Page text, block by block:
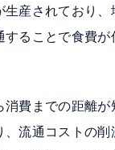
生産されており
することで食費が
消費までの距離が
、流通コストの削